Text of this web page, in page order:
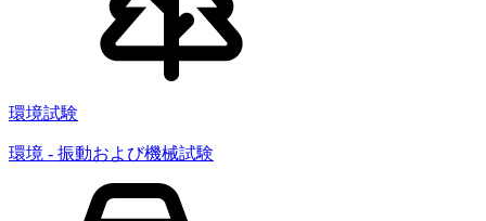
環境試験
環境 - 振動および機械試験